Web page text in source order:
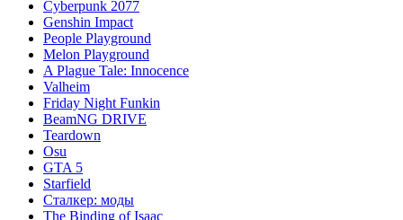
Cyberpunk 2077
Genshin Impact
People Playground
Melon Playground
A Plague Tale: Innocence
Valheim
Friday Night Funkin
BeamNG DRIVE
Teardown
Osu
GTA 5
Starfield
Сталкер: моды
The Binding of Isaac